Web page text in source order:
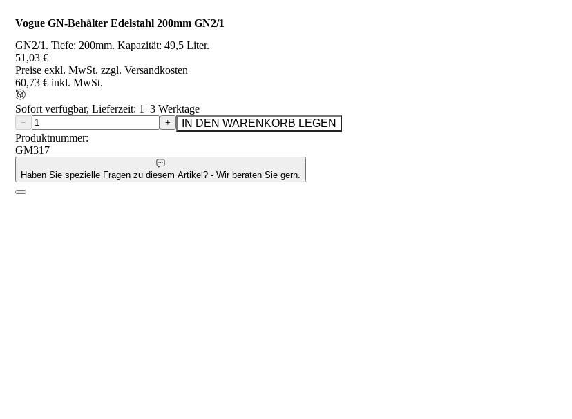
Vogue GN-Behälter Edelstahl 200mm GN2/1
GN2/1. Tiefe: 200mm. Kapazität: 49,5 Liter.
51,03 €
Preise exkl. MwSt. zzgl. Versandkosten
60,73 € inkl. MwSt.
Sofort verfügbar, Lieferzeit: 1–3 Werktage
− +
IN DEN WARENKORB LEGEN
Produktnummer:
GM317
Haben Sie spezielle Fragen zu diesem Artikel? - Wir beraten Sie gern.